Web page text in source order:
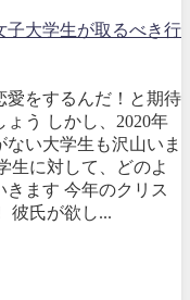
子大学生が取るべき行
愛をするんだ！と期待
う しかし、2020年
い大学生も沢山いま
生に対して、どのよ
きます 今年のクリス
彼氏が欲し...